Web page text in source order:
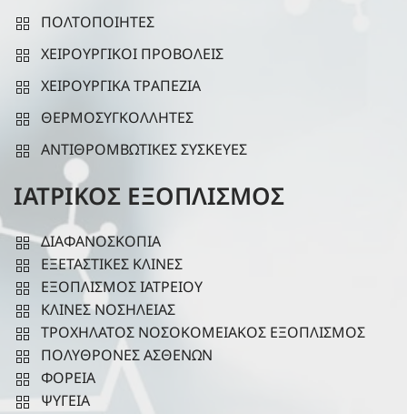
ΠΟΛΤΟΠΟΙΗΤΕΣ
ΧΕΙΡΟΥΡΓΙΚΟΙ ΠΡΟΒΟΛΕΙΣ
ΧΕΙΡΟΥΡΓΙΚΑ ΤΡΑΠΕΖΙΑ
ΘΕΡΜΟΣΥΓΚΟΛΛΗΤΕΣ
ΑΝΤΙΘΡΟΜΒΩΤΙΚΕΣ ΣΥΣΚΕΥΕΣ
ΙΑΤΡΙΚΟΣ ΕΞΟΠΛΙΣΜΟΣ
ΔΙΑΦΑΝΟΣΚΟΠΙΑ
ΕΞΕΤΑΣΤΙΚΕΣ ΚΛΙΝΕΣ
ΕΞΟΠΛΙΣΜΟΣ ΙΑΤΡΕΙΟΥ
ΚΛΙΝΕΣ ΝΟΣΗΛΕΙΑΣ
ΤΡΟΧΗΛΑΤΟΣ ΝΟΣΟΚΟΜΕΙΑΚΟΣ ΕΞΟΠΛΙΣΜΟΣ
ΠΟΛΥΘΡΟΝΕΣ ΑΣΘΕΝΩΝ
ΦΟΡΕΙΑ
ΨΥΓΕΙΑ